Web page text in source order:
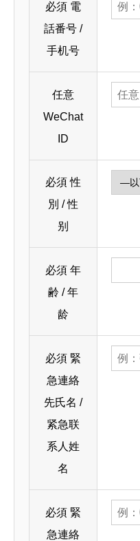
必須 電
話番号 /
手机号
任意
WeChat
ID
必須性
別 / 性
别
必須 年
齢 / 年
龄
必須 緊
急連絡
先氏名 /
紧急联
系人姓
名
必須 緊
急連絡